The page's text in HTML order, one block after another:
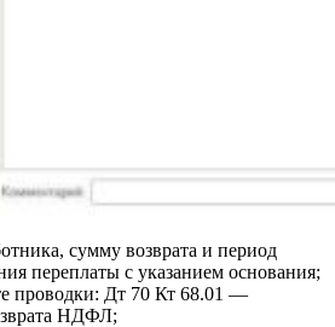
сумму возврата и период
переплаты с указанием основания;
проводки: Дт 70 Кт 68.01 —
НДФЛ;